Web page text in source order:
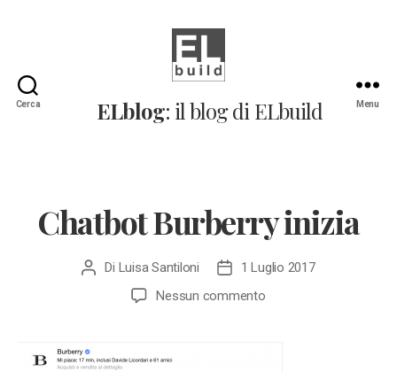
Cerca
Il
blog
ELblog: il blog di ELbuild Menu
Chatbot Burberry inizia
Autore
Di Luisa Santiloni
Data
dell'articolo
1 Luglio 2017
Nessun commentosu